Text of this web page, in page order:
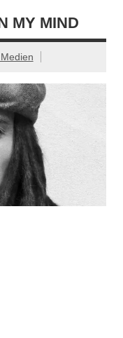
MY MIND